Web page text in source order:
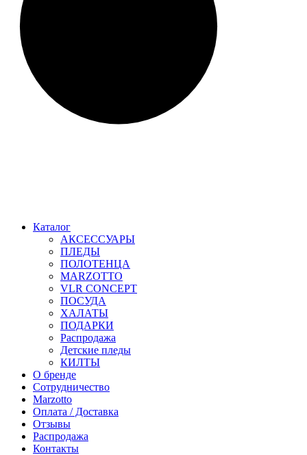
Каталог
АКСЕССУАРЫ
ПЛЕДЫ
ПОЛОТЕНЦА
MARZOTTO
VLR CONCEPT
ПОСУДА
ХАЛАТЫ
ПОДАРКИ
Распродажа
Детские пледы
КИЛТЫ
О бренде
Сотрудничество
Marzotto
Оплата / Доставка
Отзывы
Распродажа
Контакты